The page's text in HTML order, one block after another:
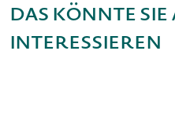
Das könnte
interessieren